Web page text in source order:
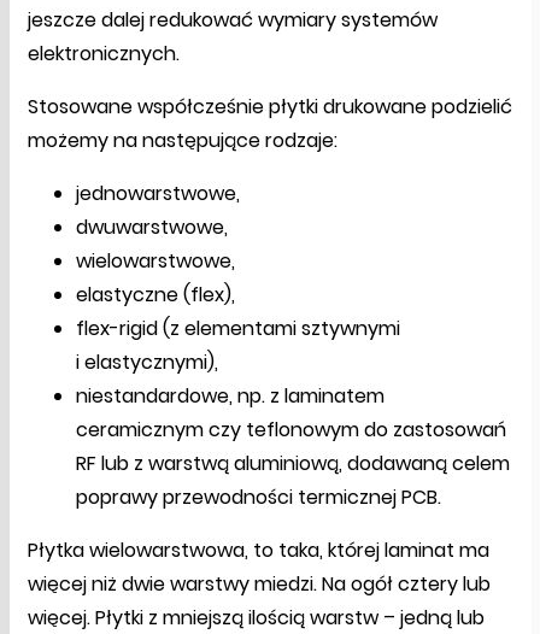
jeszcze dalej redukować wymiary systemów
elektronicznych.
Stosowane współcześnie płytki drukowane podzielić
możemy na następujące rodzaje:
jednowarstwowe,
dwuwarstwowe,
wielowarstwowe,
elastyczne (flex),
flex-rigid (z elementami sztywnymi
i elastycznymi),
niestandardowe, np. z laminatem
ceramicznym czy teflonowym do zastosowań
RF lub z warstwą aluminiową, dodawaną celem
poprawy przewodności termicznej PCB.
Płytka wielowarstwowa, to taka, której laminat ma
więcej niż dwie warstwy miedzi. Na ogół cztery lub
więcej. Płytki z mniejszą ilością warstw – jedną lub